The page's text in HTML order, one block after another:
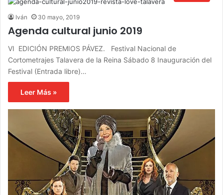
Iván 30 mayo, 2019
Agenda cultural junio 2019
VI EDICIÓN PREMIOS PÁVEZ. Festival Nacional de
Cortometrajes Talavera de la Reina Sábado 8 Inauguración del
Festival (Entrada libre)…
Leer Más »